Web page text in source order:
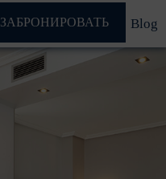
ЗАБРОНИРОВАТЬ Blog